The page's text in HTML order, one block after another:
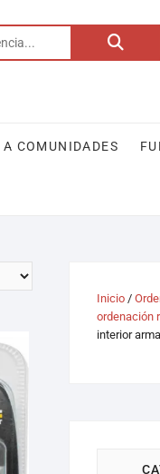
COMUNIDADES
Inicio /
ordenación
interior